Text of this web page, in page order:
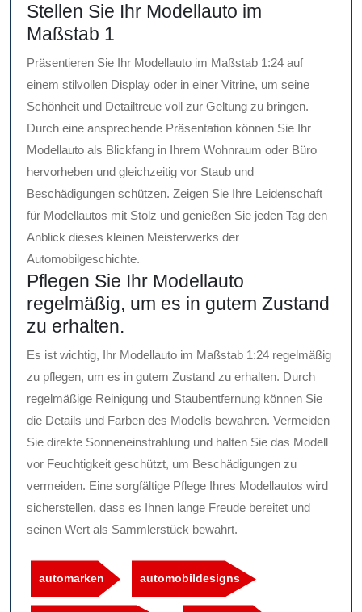
Stellen Sie Ihr Modellauto im
Maßstab 1
Präsentieren Sie Ihr Modellauto im Maßstab 1:24 auf
einem stilvollen Display oder in einer Vitrine, um seine
Schönheit und Detailtreue voll zur Geltung zu bringen.
Durch eine ansprechende Präsentation können Sie Ihr
Modellauto als Blickfang in Ihrem Wohnraum oder Büro
hervorheben und gleichzeitig vor Staub und
Beschädigungen schützen. Zeigen Sie Ihre Leidenschaft
für Modellautos mit Stolz und genießen Sie jeden Tag den
Anblick dieses kleinen Meisterwerks der
Automobilgeschichte.
Pflegen Sie Ihr Modellauto
regelmäßig, um es in gutem Zustand
zu erhalten.
Es ist wichtig, Ihr Modellauto im Maßstab 1:24 regelmäßig
zu pflegen, um es in gutem Zustand zu erhalten. Durch
regelmäßige Reinigung und Staubentfernung können Sie
die Details und Farben des Modells bewahren. Vermeiden
Sie direkte Sonneneinstrahlung und halten Sie das Modell
vor Feuchtigkeit geschützt, um Beschädigungen zu
vermeiden. Eine sorgfältige Pflege Ihres Modellautos wird
sicherstellen, dass es Ihnen lange Freude bereitet und
seinen Wert als Sammlerstück bewahrt.
automarken automobildesigns